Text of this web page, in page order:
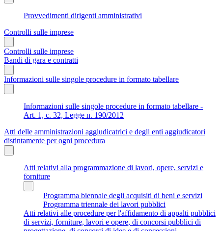
Provvedimenti dirigenti amministrativi
Controlli sulle imprese
Controlli sulle imprese
Bandi di gara e contratti
Informazioni sulle singole procedure in formato tabellare
Informazioni sulle singole procedure in formato tabellare -
Art. 1, c. 32, Legge n. 190/2012
Atti delle amministrazioni aggiudicatrici e degli enti aggiudicatori
distintamente per ogni procedura
Atti relativi alla programmazione di lavori, opere, servizi e
forniture
Programma biennale degli acquisiti di beni e servizi
Programma triennale dei lavori pubblici
Atti relativi alle procedure per l'affidamento di appalti pubblici
di servizi, forniture, lavori e opere, di concorsi pubblici di